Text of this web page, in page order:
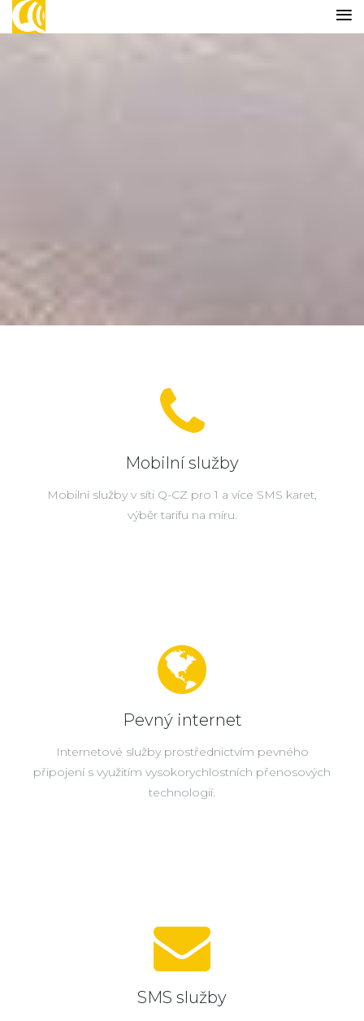
Mobilní služby
Mobilní služby v síti Q-CZ pro 1 a více SMS karet,
výběr tarifu na míru.
Pevný internet
Internetové služby prostřednictvím pevného
připojení s využitím vysokorychlostních přenosových
technologií.
SMS služby